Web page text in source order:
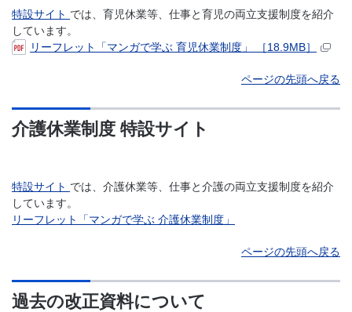
特設サイト では、育児休業等、仕事と育児の両立支援制度を紹介
しています。
リーフレット「マンガで学ぶ 育児休業制度」 ［18.9MB］
ページの先頭へ戻る
介護休業制度 特設サイト
特設サイト では、介護休業等、仕事と介護の両立支援制度を紹介
しています。
リーフレット「マンガで学ぶ 介護休業制度」
ページの先頭へ戻る
過去の改正資料について